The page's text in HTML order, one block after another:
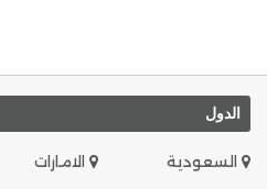
الدول
السعودية الامارات